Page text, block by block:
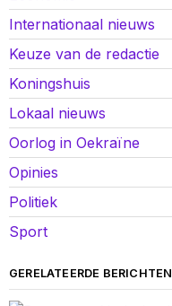
Internationaal nieuws
Keuze van de redactie
Koningshuis
Lokaal nieuws
Oorlog in Oekraïne
Opinies
Politiek
Sport
GERELATEERDE BERICHTEN